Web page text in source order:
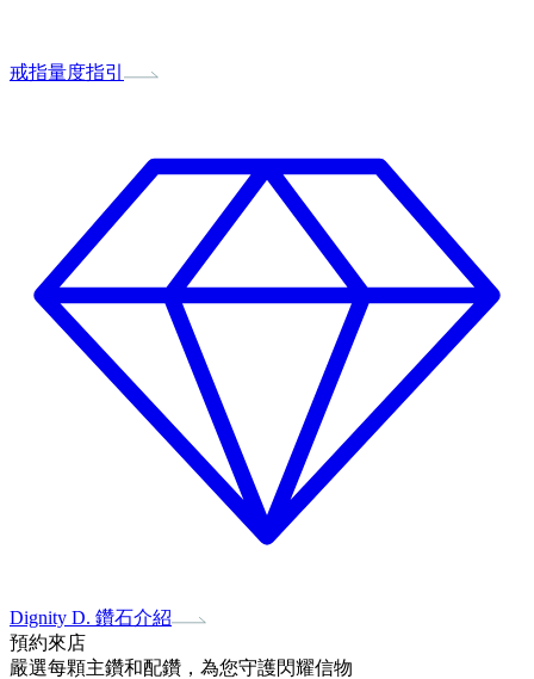
戒指量度指引
Dignity D. 鑽石介紹
預約來店
嚴選每顆主鑽和配鑽，為您守護閃耀信物